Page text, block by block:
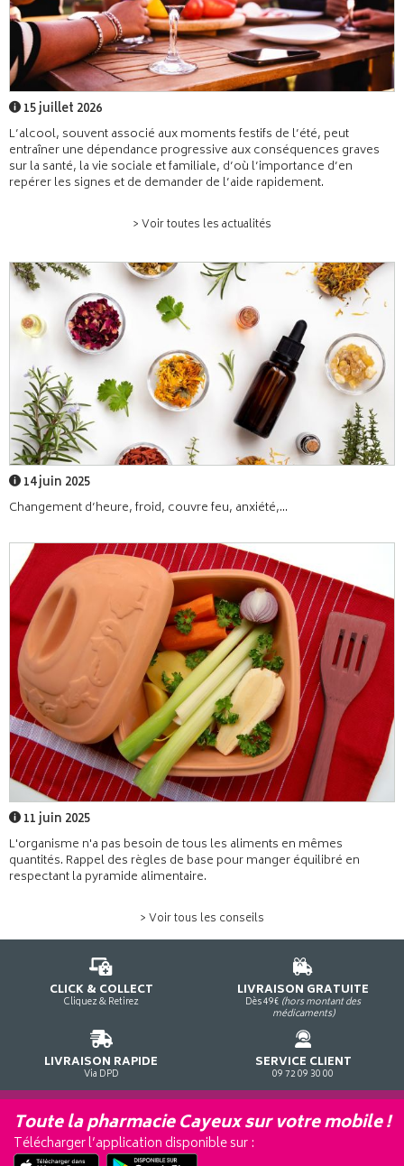
15 juillet 2026
L’alcool, souvent associé aux moments festifs de l’été, peut
entraîner une dépendance progressive aux conséquences graves
sur la santé, la vie sociale et familiale, d’où l’importance d’en
repérer les signes et de demander de l’aide rapidement.
> Voir toutes les actualités
14 juin 2025
Changement d’heure, froid, couvre feu, anxiété,...
11 juin 2025
L'organisme n'a pas besoin de tous les aliments en mêmes
quantités. Rappel des règles de base pour manger équilibré en
respectant la pyramide alimentaire.
> Voir tous les conseils
CLICK & COLLECT
Cliquez & Retirez
LIVRAISON GRATUITE
Dès 49€ (hors montant des
médicaments)
LIVRAISON RAPIDE
Via DPD
SERVICE CLIENT
09 72 09 30 00
Toute la pharmacie Cayeux sur votre mobile !
Télécharger l’application disponible sur :